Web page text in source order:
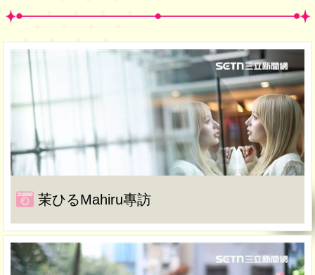
茉ひるMahiru專訪